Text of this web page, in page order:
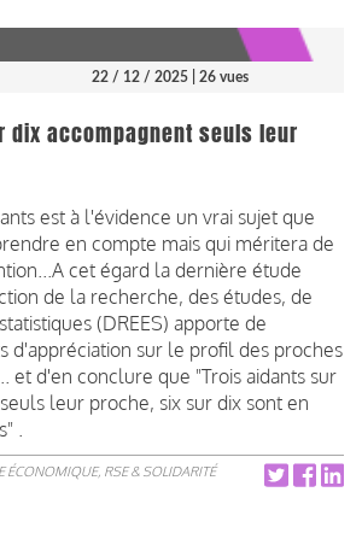
22 / 12 / 2025 | 26 vues
dix accompagnent seuls leur
est à l'évidence un vrai sujet que
en compte mais qui méritera de
cet égard la dernière étude
de la recherche, des études, de
(DREES) apporte de
d'appréciation sur le profil des proches
et d'en conclure que "Trois aidants sur
leur proche, six sur dix sont en
.
ÉCONOMIQUE, RSE & SOLIDARITÉ